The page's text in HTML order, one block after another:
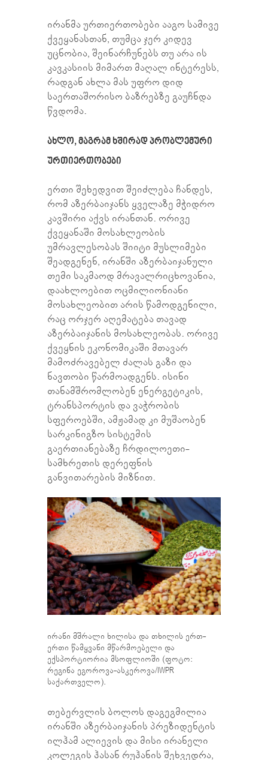
ირანმა ურთიერთობები ააგო სამივე
ქვეყანასთან, თუმცა ჯერ კიდევ
უცნობია, შეინარჩუნებს თუ არა ის
კავკასიის მიმართ მაღალ ინტერესს,
რადგან ახლა მას უფრო დიდ
საერთაშორისო ბაზრებზე გაუჩნდა
წვდომა.
ᲐᲮᲚᲝ, ᲛᲐᲒᲠᲐᲛ ᲮᲨᲘᲠᲐᲓ ᲞᲠᲝᲑᲚᲔᲛᲣᲠᲘ
ᲣᲠᲗᲘᲔᲠᲗᲝᲑᲔᲑᲘ
ერთი შეხედვით შეიძლება ჩანდეს,
რომ აზერბაიჯანს ყველაზე მჭიდრო
კავშირი აქვს ირანთან. ორივე
ქვეყანაში მოსახლეობის
უმრავლესობას შიიტი მუსლიმები
შეადგენენ, ირანში აზერბაიჯანული
თემი საკმაოდ მრავალრიცხოვანია,
დაახლოებით ოცმილიონიანი
მოსახლეობით არის წამოდგენილი,
რაც ორჯერ აღემატება თავად
აზერბაიჯანის მოსახლეობას. ორივე
ქვეყნის ეკონომიკაში მთავარ
მამოძრავებელ ძალას გაზი და
ნავთობი წარმოადგენს. ისინი
თანამშრომლობენ ენერგეტიკის,
ტრანსპორტის და ვაჭრობის
სფეროებში, ამჟამად კი მუშაობენ
სარკინიგზო სისტემის
გაერთიანებაზე ჩრდილოეთი-
სამხრეთის დერეფნის
განვითარების მიზნით.
ირანი მშრალი ხილისა და თხილის ერთ-
ერთი წამყვანი მწარმოებელი და
ექსპორტიორია მსოფლიოში (ფოტო:
რეგინა ეგოროვა-ასკეროვა/IWPR
საქართველო).
თებერვლის ბოლოს დაგეგმილია
ირანში აზერბაიჯანის პრეზიდენტის
ილჰამ ალიევის და მისი ირანელი
კოლეგის ჰასან რუჰანის შეხვედრა,